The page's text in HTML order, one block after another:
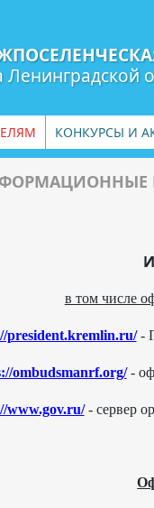
КОНКУРСЫ И
в том числе
president.kremlin.ru/-
ombudsmanrf.org/-
www.gov.ru/ - сервер